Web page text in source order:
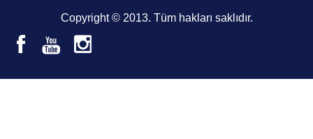
Copyright © 2013. Tüm hakları saklıdır.